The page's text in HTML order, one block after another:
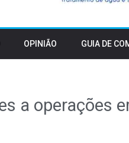
OPINIÃO GUIA DE
a operações